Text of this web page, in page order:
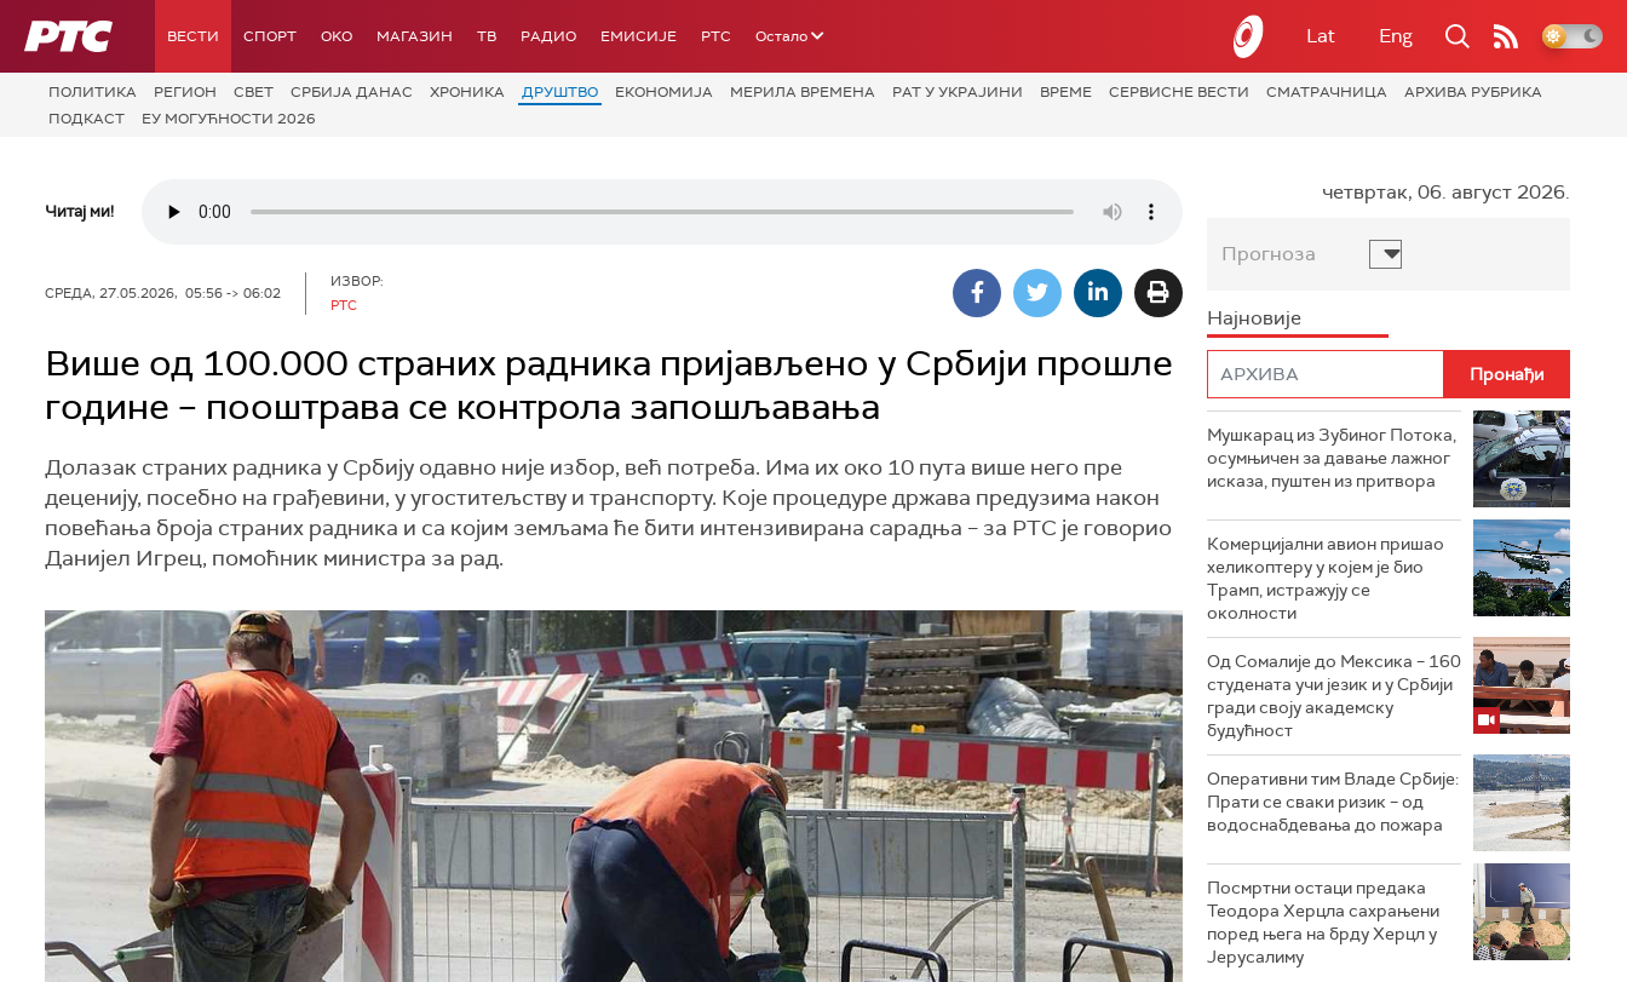
РТС ВЕСТИ СПОРТ OKO МАГАЗИН ТВ РАДИО ЕМИСИЈЕ РТС Остало Lat Eng
ПОЛИТИКА РЕГИОН СВЕТ СРБИЈА ДАНАС ХРОНИКА ДРУШТВО ЕКОНОМИЈА МЕРИЛА ВРЕМЕНА РАТ У УКРАЈИНИ ВРЕМЕ СЕРВИСНЕ ВЕСТИ СМАТРАЧНИЦА
АРХИВА РУБРИКА
ПОДКАСТ
ЕУ МОГУЋНОСТИ 2026
Читај ми!
СРЕДА, 27.05.2026, 05:56 -> 06:02
ИЗВОР:
РТС
Више од 100.000 страних радника пријављено у Србији прошле
године – пооштрава се контрола запошљавања
Долазак страних радника у Србију одавно није избор, већ потреба. Има их око 10 пута више него пре
деценију, посебно на грађевини, у угоститељству и транспорту. Које процедуре држава предузима након
повећања броја страних радника и са којим земљама ће бити интензивирана сарадња – за РТС је говорио
Данијел Игрец, помоћник министра за рад.
четвртак, 06. август 2026.
Прогноза
Најновије
Мушкарац из Зубиног Потока,
осумњичен за давање лажног
исказа, пуштен из притвора
Комерцијални авион пришао
хеликоптеру у којем је био
Трамп, истражују се
околности
Од Сомалије до Мексика – 160
студената учи језик и у Србији
гради своју академску
будућност
Оперативни тим Владе Србије:
Прати се сваки ризик – од
водоснабдевања до пожара
Посмртни остаци предака
Теодора Херцла сахрањени
поред њега на брду Херцл у
Јерусалиму